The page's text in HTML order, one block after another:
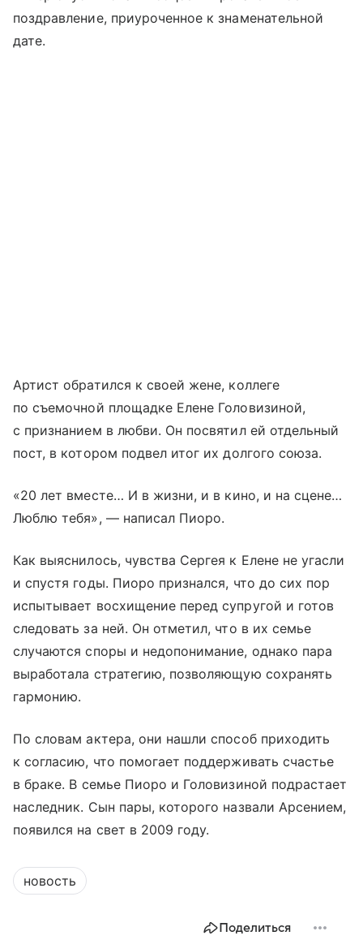
поздравление, приуроченное к знаменательной
дате.
Артист обратился к своей жене, коллеге
по съемочной площадке Елене Головизиной,
с признанием в любви. Он посвятил ей отдельный
пост, в котором подвел итог их долгого союза.
«20 лет вместе… И в жизни, и в кино, и на сцене…
Люблю тебя», — написал Пиоро.
Как выяснилось, чувства Сергея к Елене не угасли
и спустя годы. Пиоро признался, что до сих пор
испытывает восхищение перед супругой и готов
следовать за ней. Он отметил, что в их семье
случаются споры и недопонимание, однако пара
выработала стратегию, позволяющую сохранять
гармонию.
По словам актера, они нашли способ приходить
к согласию, что помогает поддерживать счастье
в браке. В семье Пиоро и Головизиной подрастает
наследник. Сын пары, которого назвали Арсением,
появился на свет в 2009 году.
новость
Поделиться